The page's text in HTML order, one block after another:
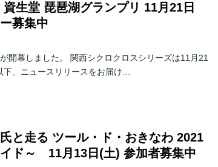
生堂 琵琶湖グランプリ 11月21日
募集中
開幕しました。 関西シクロクロスシリーズは11月21
、ニュースリリースをお届け…
と走る ツール・ド・おきなわ 2021
ド～ 11月13日(土) 参加者募集中